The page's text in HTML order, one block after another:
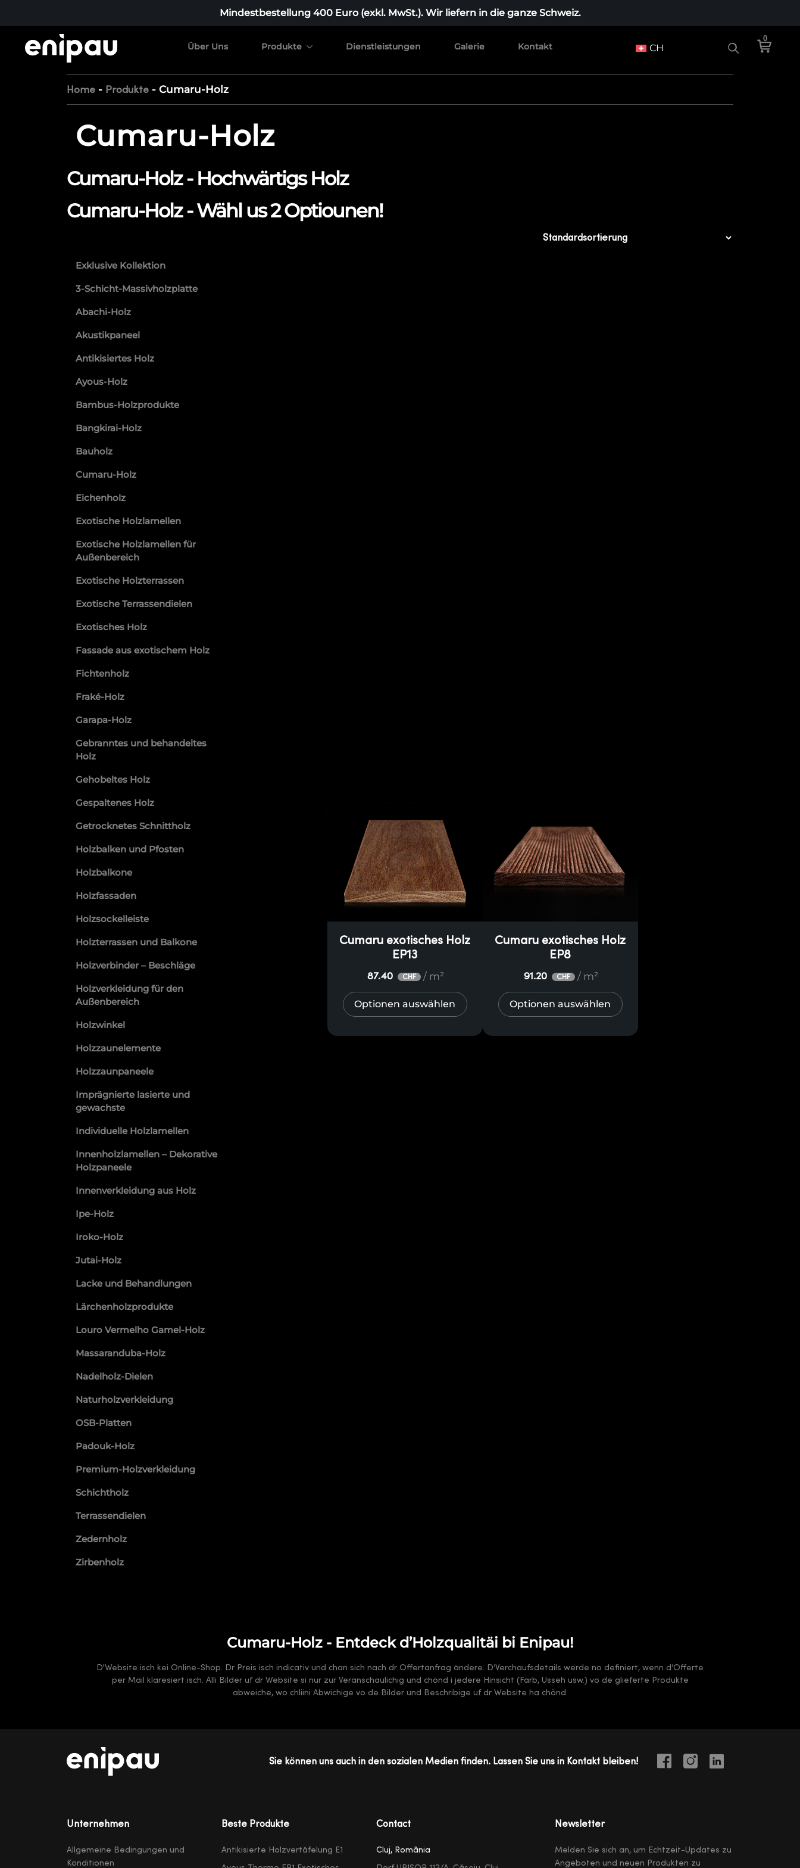
Mindestbestellung 400 Euro (exkl. MwSt.). Wir liefern in die ganze Schweiz.
Über Uns Produkte Dienstleistungen Galerie Kontakt CH
0
Home - Produkte - Cumaru-Holz
Cumaru-Holz
Cumaru-Holz - Hochwärtigs Holz
Cumaru-Holz - Wähl us 2 Optiounen!
Exklusive Kollektion
3-Schicht-Massivholzplatte
Abachi-Holz
Akustikpaneel
Antikisiertes Holz
Ayous-Holz
Bambus-Holzprodukte
Bangkirai-Holz
Bauholz
Cumaru-Holz
Eichenholz
Exotische Holzlamellen
Exotische Holzlamellen für
Außenbereich
Exotische Holzterrassen
Exotische Terrassendielen
Exotisches Holz
Fassade aus exotischem Holz
Fichtenholz
Fraké-Holz
Garapa-Holz
Gebranntes und behandeltes
Holz
Gehobeltes Holz
Gespaltenes Holz
Getrocknetes Schnittholz
Holzbalken und Pfosten
Holzbalkone
Holzfassaden
Holzsockelleiste
Holzterrassen und Balkone
Holzverbinder – Beschläge
Holzverkleidung für den
Außenbereich
Holzwinkel
Holzzaunelemente
Holzzaunpaneele
Imprägnierte lasierte und
gewachste
Individuelle Holzlamellen
Innenholzlamellen – Dekorative
Holzpaneele
Innenverkleidung aus Holz
Ipe-Holz
Iroko-Holz
Jutai-Holz
Lacke und Behandlungen
Lärchenholzprodukte
Louro Vermelho Gamel-Holz
Massaranduba-Holz
Nadelholz-Dielen
Naturholzverkleidung
OSB-Platten
Padouk-Holz
Premium-Holzverkleidung
Schichtholz
Terrassendielen
Zedernholz
Zirbenholz
Cumaru exotisches Holz
EP13
87.40 CHF / m²
Optionen auswählen
Cumaru exotisches Holz
EP8
91.20 CHF / m²
Optionen auswählen
Cumaru-Holz - Entdeck d’Holzqualitäi bi Enipau!
D'Website isch kei Online-Shop. Dr Preis isch indicativ und chan sich nach dr Offertanfrag ändere. D’Verchaufsdetails werde no definiert, wenn d’Offerte
per Mail klaresiert isch. Alli Bilder uf dr Website si nur zur Veranschaulichig und chönd i jedere Hinsicht (Farb, Usseh usw.) vo de glieferte Produkte
abweiche, wo chliini Abwichige vo de Bilder und Beschribige uf dr Website ha chönd.
Sie können uns auch in den sozialen Medien finden. Lassen Sie uns in Kontakt bleiben!
Unternehmen
Allgemeine Bedingungen und
Konditionen
Beste Produkte
Antikisierte Holzvertäfelung E1
Contact
Cluj, România
Newsletter
Melden Sie sich an, um Echtzeit-Updates zu
Angeboten und neuen Produkten zu